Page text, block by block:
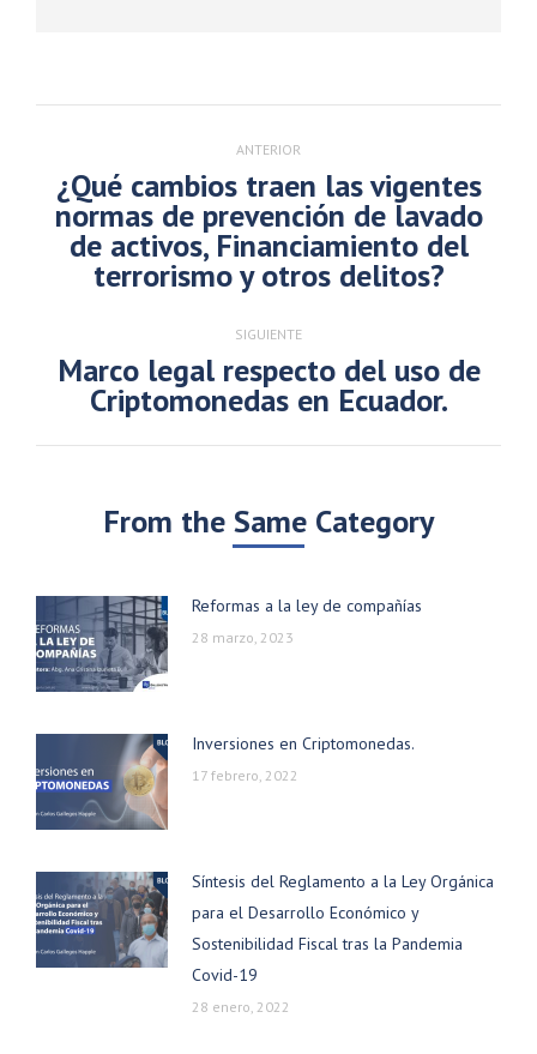
Navegación
publicaciones
ANTERIOR
Publicación
anterior:
¿Qué cambios traen las vigentes
normas de prevención de lavado
de activos, Financiamiento del
terrorismo y otros delitos?
SIGUIENTE
Publicación
siguiente:
Marco legal respecto del uso de
Criptomonedas en Ecuador.
From the Same Category
Reformas a la ley de compañías
28 marzo, 2023
Inversiones en Criptomonedas.
17 febrero, 2022
Síntesis del Reglamento a la Ley Orgánica
para el Desarrollo Económico y
Sostenibilidad Fiscal tras la Pandemia
Covid-19
28 enero, 2022